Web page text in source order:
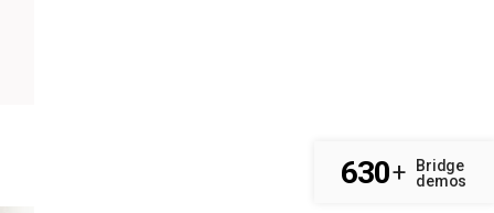
630+
Bridge
demos